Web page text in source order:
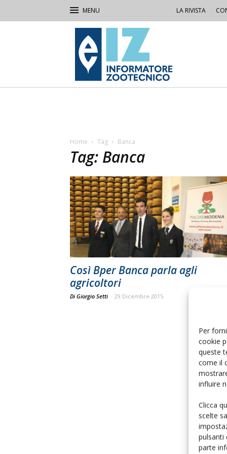
Per
cookie
queste
come il
influire
Clicca
scelte
pulsanti
parte
LA RIVISTA
IZ
Informatore
Zootecnico
Home Tag Banca
Tag: Banca
Così Bper Banca parla agli
agricoltori
Di Giorgio Setti - 29 Dicembre 2015